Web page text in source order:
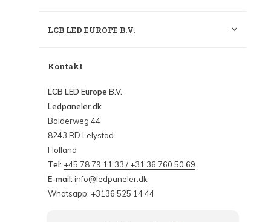
LCB LED EUROPE B.V.
Kontakt
LCB LED Europe B.V.
Ledpaneler.dk
Bolderweg 44
8243 RD Lelystad
Holland
Tel: +45 78 79 11 33 / +31 36 760 50 69
E-mail: info@ledpaneler.dk
Whatsapp: +3136 525 14 44